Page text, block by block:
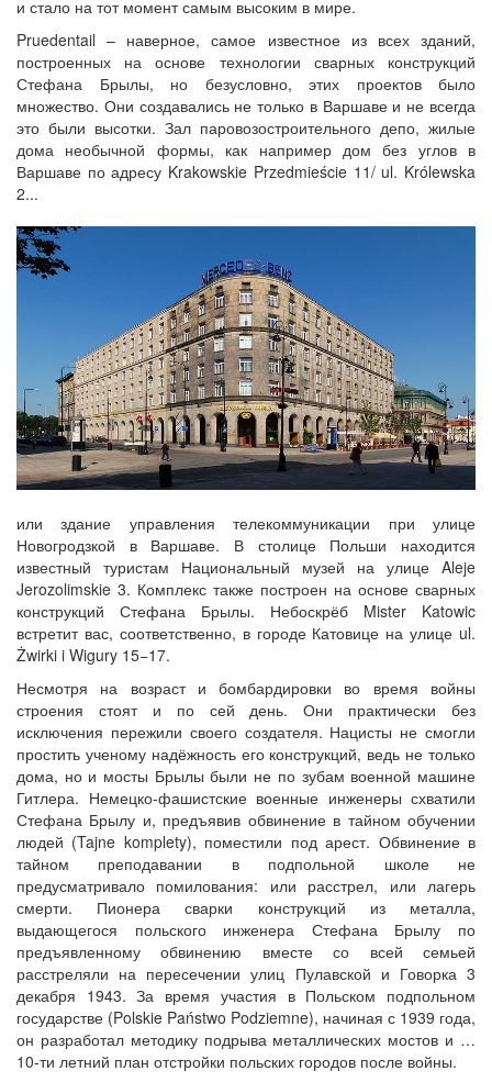
и стало на тот момент самым высоким в мире.
Pruedentail – наверное, самое известное из всех зданий,
построенных на основе технологии сварных конструкций
Стефана Брылы, но безусловно, этих проектов было
множество. Они создавались не только в Варшаве и не всегда
это были высотки. Зал паровозостроительного депо, жилые
дома необычной формы, как например дом без углов в
Варшаве по адресу Krakowskie Przedmieście 11/ ul. Królewska
2...
или здание управления телекоммуникации при улице
Новогродзкой в Варшаве. В столице Польши находится
известный туристам Национальный музей на улице Aleje
Jerozolimskie 3. Комплекс также построен на основе сварных
конструкций Стефана Брылы. Небоскрёб Mister Katowic
встретит вас, соответственно, в городе Катовице на улице ul.
Żwirki i Wigury 15−17.
Несмотря на возраст и бомбардировки во время войны
строения стоят и по сей день. Они практически без
исключения пережили своего создателя. Нацисты не смогли
простить ученому надёжность его конструкций, ведь не только
дома, но и мосты Брылы были не по зубам военной машине
Гитлера. Немецко-фашистские военные инженеры схватили
Стефана Брылу и, предъявив обвинение в тайном обучении
людей (Tajne komplety), поместили под арест. Обвинение в
тайном преподавании в подпольной школе не
предусматривало помилования: или расстрел, или лагерь
смерти. Пионера сварки конструкций из металла,
выдающегося польского инженера Стефана Брылу по
предъявленному обвинению вместе со всей семьей
расстреляли на пересечении улиц Пулавской и Говорка 3
декабря 1943. За время участия в Польском подпольном
государстве (Polskie Państwo Podziemne), начиная с 1939 года,
он разработал методику подрыва металлических мостов и …
10-ти летний план отстройки польских городов после войны.